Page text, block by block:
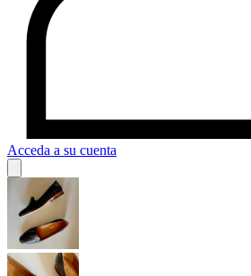
Acceda a su cuenta